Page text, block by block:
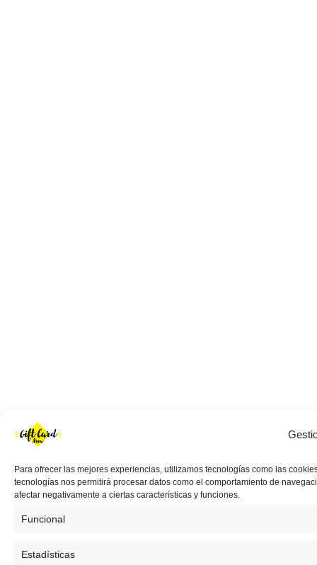
Para ofrecer las mejores experiencias, utilizamos tecnologías como las
tecnologías nos permitirá procesar datos como el comportamiento de
afectar negativamente a ciertas características y funciones.
Funcional
Estadísticas